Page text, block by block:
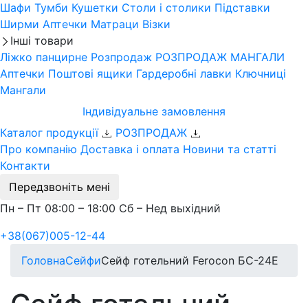
Шафи Тумби Кушетки Столи і столики Підставки
Ширми Аптечки Матраци Візки
Інші товари
Ліжко панцирне Розпродаж РОЗПРОДАЖ МАНГАЛИ
Аптечки Поштові ящики Гардеробні лавки Ключниці
Мангали
Індивідуальне замовлення
Каталог продукції
РОЗПРОДАЖ
Про компанію Доставка і оплата Новини та статті
Контакти
Передзвоніть мені
Пн – Пт 08:00 – 18:00 Сб – Нед выхідний
+38(067)005-12-44
ГоловнаСейфиСейф готельний Ferocon БС-24E